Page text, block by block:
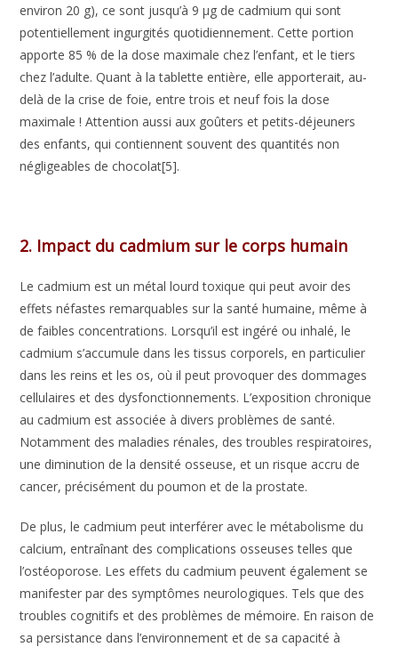
environ 20 g), ce sont jusqu’à 9 μg de cadmium qui sont
potentiellement ingurgités quotidiennement. Cette portion
apporte 85 % de la dose maximale chez l’enfant, et le tiers
chez l’adulte. Quant à la tablette entière, elle apporterait, au-
delà de la crise de foie, entre trois et neuf fois la dose
maximale ! Attention aussi aux goûters et petits-déjeuners
des enfants, qui contiennent souvent des quantités non
négligeables de chocolat[5].
2. Impact du cadmium sur le corps humain
Le cadmium est un métal lourd toxique qui peut avoir des
effets néfastes remarquables sur la santé humaine, même à
de faibles concentrations. Lorsqu’il est ingéré ou inhalé, le
cadmium s’accumule dans les tissus corporels, en particulier
dans les reins et les os, où il peut provoquer des dommages
cellulaires et des dysfonctionnements. L’exposition chronique
au cadmium est associée à divers problèmes de santé.
Notamment des maladies rénales, des troubles respiratoires,
une diminution de la densité osseuse, et un risque accru de
cancer, précisément du poumon et de la prostate.
De plus, le cadmium peut interférer avec le métabolisme du
calcium, entraînant des complications osseuses telles que
l’ostéoporose. Les effets du cadmium peuvent également se
manifester par des symptômes neurologiques. Tels que des
troubles cognitifs et des problèmes de mémoire. En raison de
sa persistance dans l’environnement et de sa capacité à